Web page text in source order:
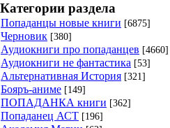
Категории раздела
Попаданцы новые книги [6875]
Черновик [380]
Аудиокниги про попаданцев [4660]
Аудиокниги не фантастика [53]
Альтернативная История [321]
Бояръ-аниме [149]
ПОПАДАНКА книги [362]
Попаданец АСТ [196]